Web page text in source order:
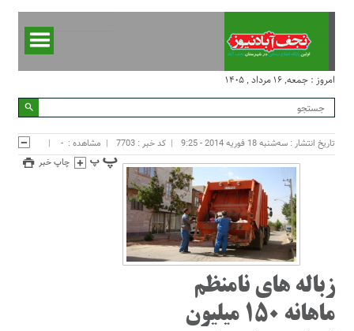
امروز : جمعه, ۱۶ مرداد , ۱۴۰۵
تاریخ انتشار : سه‌شنبه 18 فوریه 2014 - 9:25 کد خبر : 7703 مشاهده : -
چاپ خبر
زباله های نامنظم
ماهانه 150 میلیون